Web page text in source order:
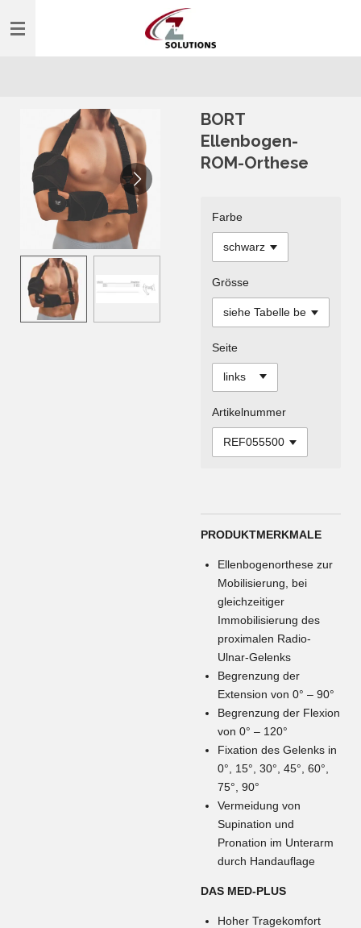
Hauptinhalt
BORT
Ellenbogen-
ROM-Orthese
Farbe
Grösse
Seite
Artikelnummer
PRODUKTMERKMALE
Ellenbogenorthese zur
Mobilisierung, bei
gleichzeitiger
Immobilisierung des
proximalen Radio-
Ulnar-Gelenks
Begrenzung der
Extension von 0° – 90°
Begrenzung der Flexion
von 0° – 120°
Fixation des Gelenks in
0°, 15°, 30°, 45°, 60°,
75°, 90°
Vermeidung von
Supination und
Pronation im Unterarm
durch Handauflage
DAS MED-PLUS
Hoher Tragekomfort